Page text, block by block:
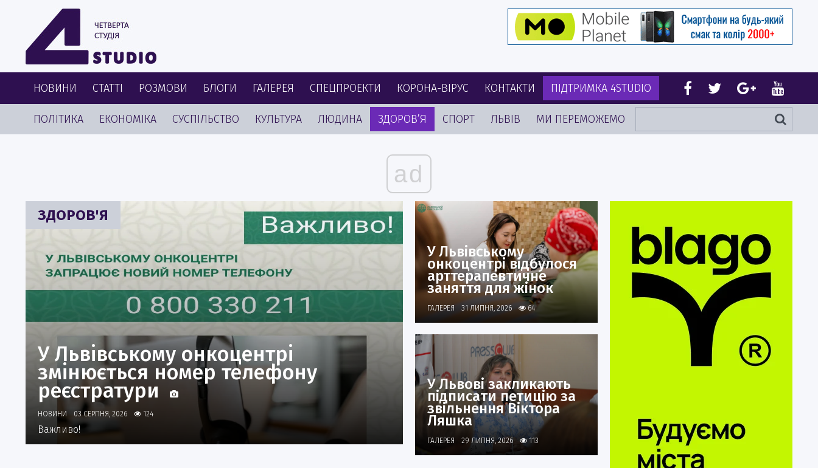
НОВИНИ СТАТТІ РОЗМОВИ БЛОГИ ГАЛЕРЕЯ СПЕЦПРОЕКТИ КОРОНА-ВІРУС КОНТАКТИ ПІДТРИМКА 4STUDIO
ПОЛІТИКА ЕКОНОМІКА СУСПІЛЬСТВО КУЛЬТУРА ЛЮДИНА ЗДОРОВ’Я СПОРТ ЛЬВІВ МИ ПЕРЕМОЖЕМО
ad
ЗДОРОВ'Я
У Львівському онкоцентрі
змінюється номер телефону
реєстратури
НОВИНИ 03 СЕРПНЯ, 2026 124
Важливо!
У Львівському
онкоцентрі відбулося
арттерапевтичне
заняття для жінок
ГАЛЕРЕЯ 31 ЛИПНЯ, 2026 64
У Львові закликають
підписати петицію за
звільнення Віктора
Ляшка
ГАЛЕРЕЯ 29 ЛИПНЯ, 2026 113